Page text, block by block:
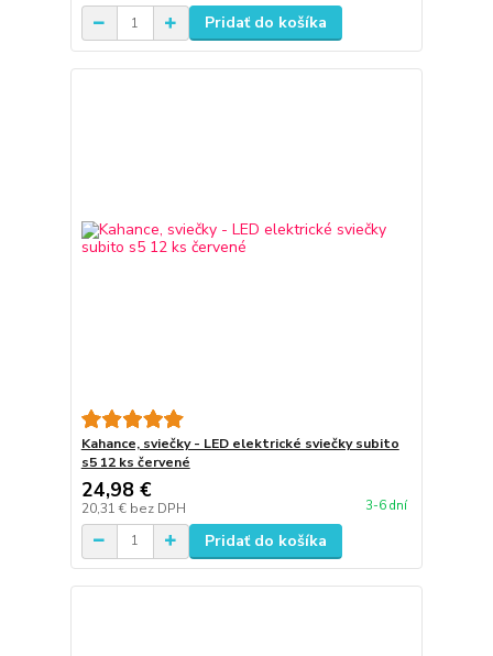
Pridať do košíka
Kahance, sviečky - LED elektrické sviečky subito
s5 12 ks červené
24,98 €
20,31 € bez DPH 3-6 dní
Pridať do košíka